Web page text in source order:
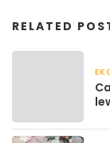
RELATED